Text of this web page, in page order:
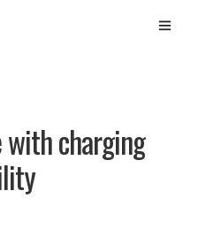
with charging